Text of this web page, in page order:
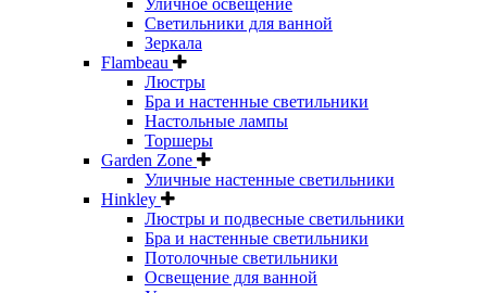
Уличное освещение
Светильники для ванной
Зеркала
Flambeau
Люстры
Бра и настенные светильники
Настольные лампы
Торшеры
Garden Zone
Уличные настенные светильники
Hinkley
Люстры и подвесные светильники
Бра и настенные светильники
Потолочные светильники
Освещение для ванной